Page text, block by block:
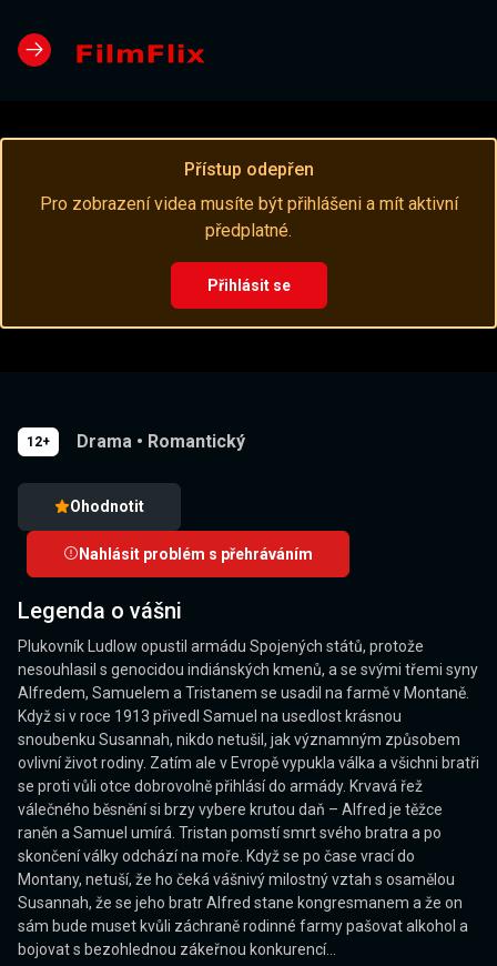
Přístup odepřen
Pro zobrazení videa musíte být přihlášeni a mít aktivní
předplatné.
Přihlásit se
12+ Drama • Romantický
Ohodnotit
Nahlásit problém s přehráváním
Legenda o vášni
Plukovník Ludlow opustil armádu Spojených států, protože
nesouhlasil s genocidou indiánských kmenů, a se svými třemi syny
Alfredem, Samuelem a Tristanem se usadil na farmě v Montaně.
Když si v roce 1913 přivedl Samuel na usedlost krásnou
snoubenku Susannah, nikdo netušil, jak významným způsobem
ovlivní život rodiny. Zatím ale v Evropě vypukla válka a všichni bratři
se proti vůli otce dobrovolně přihlásí do armády. Krvavá řež
válečného běsnění si brzy vybere krutou daň – Alfred je těžce
raněn a Samuel umírá. Tristan pomstí smrt svého bratra a po
skončení války odchází na moře. Když se po čase vrací do
Montany, netuší, že ho čeká vášnivý milostný vztah s osamělou
Susannah, že se jeho bratr Alfred stane kongresmanem a že on
sám bude muset kvůli záchraně rodinné farmy pašovat alkohol a
bojovat s bezohlednou zákeřnou konkurencí...